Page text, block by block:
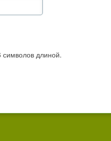
длиной.